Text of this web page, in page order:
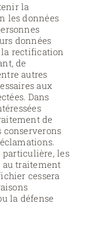
la
les données
données
la rectification
de
autres
aux
Dans
de
conserverons
particulière, les
au traitement
cessera
la défense